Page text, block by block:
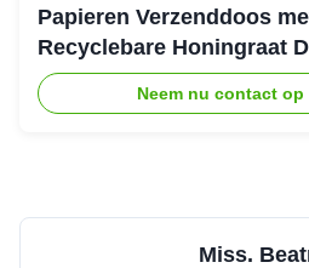
Papieren Verzenddoos
Recyclebare Honingraat
Structuur voor Eco
Verpakking
Neem nu contact op
Miss.